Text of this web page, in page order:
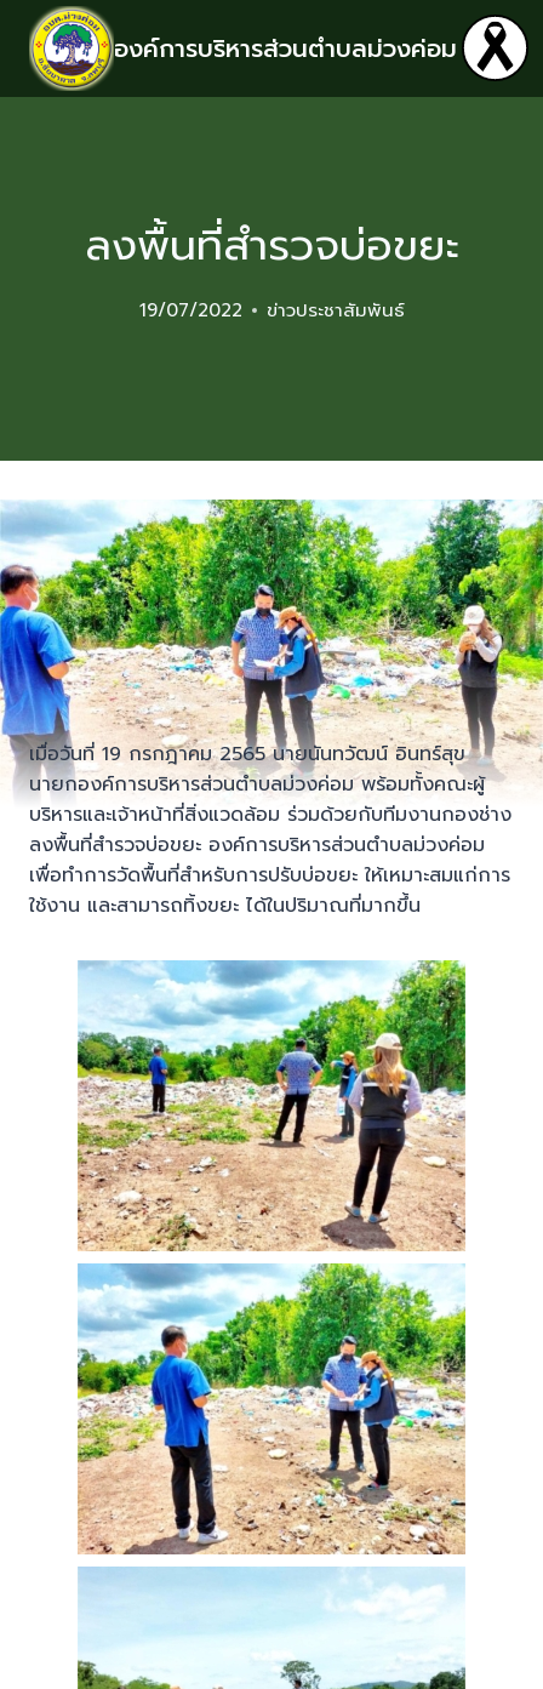
องค์การบริหารส่วนตำบลม่วงค่อม
ลงพื้นที่สำรวจบ่อขยะ
19/07/2022 ข่าวประชาสัมพันธ์
เมื่อวันที่ 19 กรกฎาคม 2565 นายนันทวัฒน์ อินทร์สุข
นายกองค์การบริหารส่วนตำบลม่วงค่อม พร้อมทั้งคณะผู้
บริหารและเจ้าหน้าที่สิ่งแวดล้อม ร่วมด้วยกับทีมงานกองช่าง
ลงพื้นที่สำรวจบ่อขยะ องค์การบริหารส่วนตำบลม่วงค่อม
เพื่อทำการวัดพื้นที่สำหรับการปรับบ่อขยะ ให้เหมาะสมแก่การ
ใช้งาน และสามารถทิ้งขยะ ได้ในปริมาณที่มากขึ้น